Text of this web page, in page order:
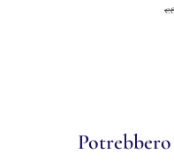
Potrebbero